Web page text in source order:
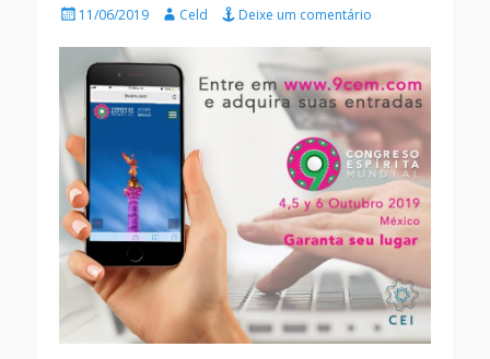
Posted11/06/2019 AutorCeld Deixe um comentário